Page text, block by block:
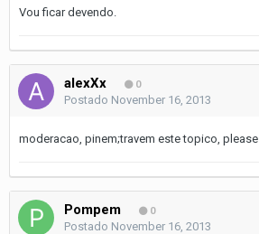
Vou ficar devendo.
alexXx 0
Postado November 16, 2013
moderacao, pinem;travem este topico, please
Pompem 0
Postado November 16, 2013